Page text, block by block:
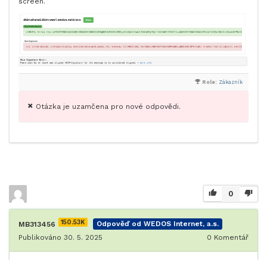
Role: Zákazník
Otázka je uzamčena pro nové odpovědi.
0
MB313456 150.53K
Odpověď od WEDOS Internet, a.s.
Publikováno 30. 5. 2025
0 Komentář